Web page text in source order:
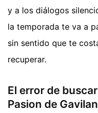
y a los diálogos
la temporada te va a
sin sentido que te
recuperar.
El error de
Pasion de